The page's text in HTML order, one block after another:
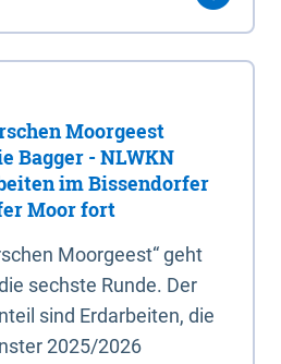
Moorgeest
Bagger - NLWKN
im Bissendorfer
Moor fort
Moorgeest“ geht
sechste Runde. Der
sind Erdarbeiten, die
2025/2026